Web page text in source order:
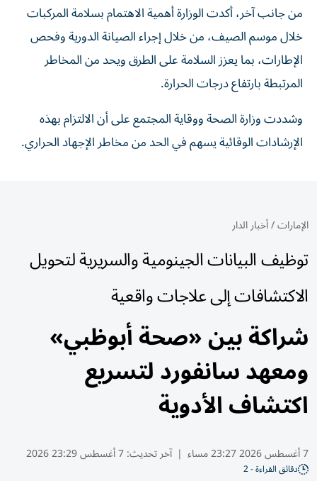
من جانب آخر، أكدت الوزارة أهمية الاهتمام بسلامة المركبات
خلال موسم الصيف، من خلال إجراء الصيانة الدورية وفحص
الإطارات، بما يعزز السلامة على الطرق ويحد من المخاطر
المرتبطة بارتفاع درجات الحرارة.
وشددت وزارة الصحة ووقاية المجتمع على أن الالتزام بهذه
الإرشادات الوقائية يسهم في الحد من مخاطر الإجهاد الحراري.
الإمارات/أخبار الدار
توظيف البيانات الجينومية والسريرية لتحويل
الاكتشافات إلى علاجات واقعية
شراكة بين «صحة أبوظبي»
ومعهد سانفورد لتسريع
اكتشاف الأدوية
7 أغسطس 2026 23:27 مساء | آخر تحديث:7 أغسطس 23:29 2026
دقائق القراءة - 2